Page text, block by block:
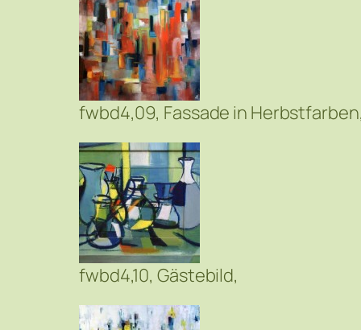
fwbd4,09, Fassade in
fwbd4,10, Gästebild,